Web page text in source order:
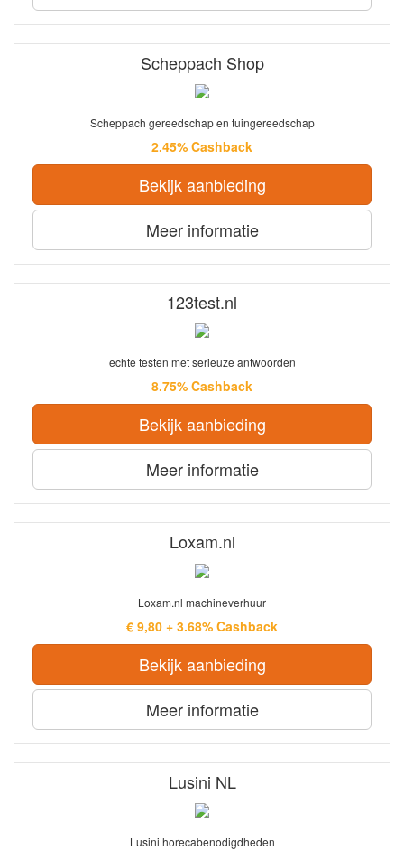
Scheppach Shop
Scheppach gereedschap en tuingereedschap
2.45% Cashback
Bekijk aanbieding
Meer informatie
123test.nl
echte testen met serieuze antwoorden
8.75% Cashback
Bekijk aanbieding
Meer informatie
Loxam.nl
Loxam.nl machineverhuur
€ 9,80 + 3.68% Cashback
Bekijk aanbieding
Meer informatie
Lusini NL
Lusini horecabenodigdheden